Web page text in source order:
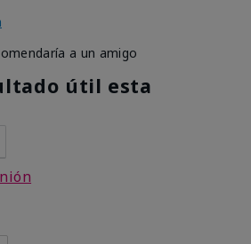
a un amigo
útil esta